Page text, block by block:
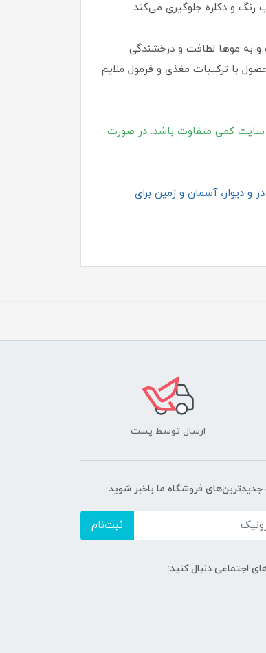
رنگ و دکلره جلوگیری می‌کند.
و به موها لطافت و درخشندگی
با ترکیبات مغذی و فرمول ملایم
سایت کمی متفاوت باشد. در صورت
و دیوار، آسمان و زمین برای
ارسال توسط پست
فروشگاه ما باخبر شوید:
ثبت‌نام
اجتماعی دنبال کنید: